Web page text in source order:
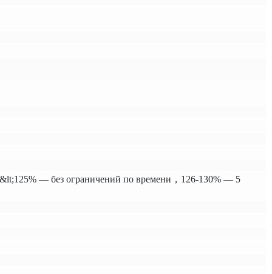
— без ограничений по времени，126-130% — 5